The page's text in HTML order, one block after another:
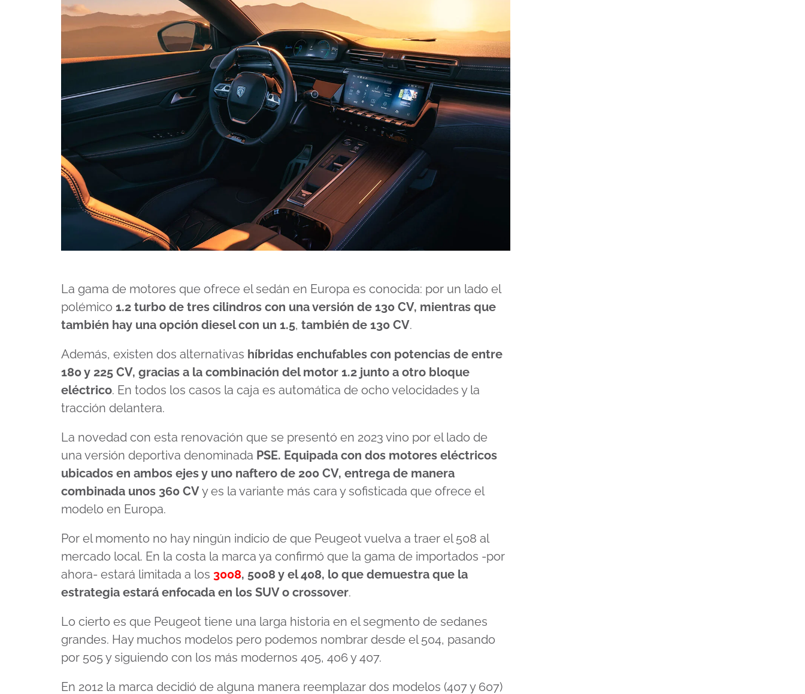
La gama de motores que ofrece el sedán en Europa es conocida: por un lado el
polémico 1.2 turbo de tres cilindros con una versión de 130 CV, mientras que
también hay una opción diesel con un 1.5, también de 130 CV.
Además, existen dos alternativas híbridas enchufables con potencias de entre
180 y 225 CV, gracias a la combinación del motor 1.2 junto a otro bloque
eléctrico. En todos los casos la caja es automática de ocho velocidades y la
tracción delantera.
La novedad con esta renovación que se presentó en 2023 vino por el lado de
una versión deportiva denominada PSE. Equipada con dos motores eléctricos
ubicados en ambos ejes y uno naftero de 200 CV, entrega de manera
combinada unos 360 CVy es la variante más cara y sofisticada que ofrece el
modelo en Europa.
Por el momento no hay ningún indicio de que Peugeot vuelva a traer el 508 al
mercado local. En la costa la marca ya confirmó que la gama de importados -por
ahora- estará limitada a los 3008, 5008 y el 408, lo que demuestra que la
estrategia estará enfocada en los SUV o crossover.
Lo cierto es que Peugeot tiene una larga historia en el segmento de sedanes
grandes. Hay muchos modelos pero podemos nombrar desde el 504, pasando
por 505 y siguiendo con los más modernos 405, 406 y 407.
En 2012 la marca decidió de alguna manera reemplazar dos modelos (407 y 607)